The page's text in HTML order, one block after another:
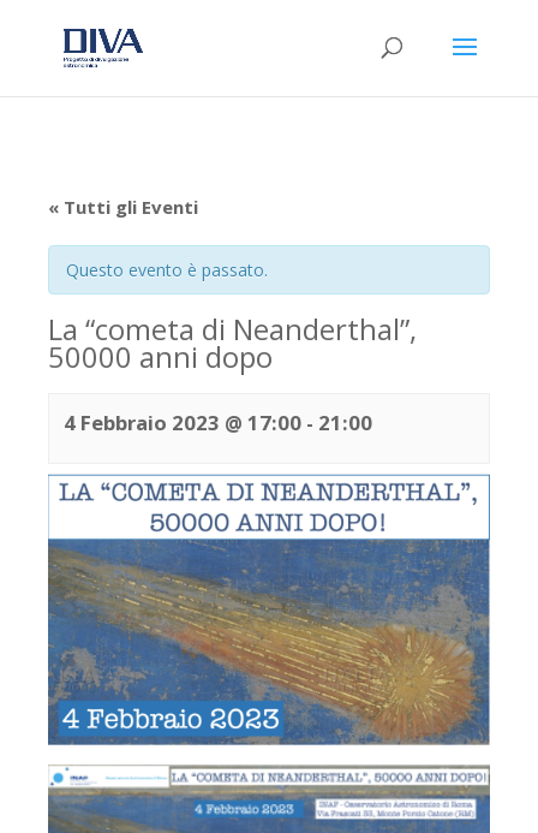
« Tutti gli Eventi
Questo evento è passato.
La “cometa di Neanderthal”,
50000 anni dopo
4 Febbraio 2023 @ 17:00 - 21:00